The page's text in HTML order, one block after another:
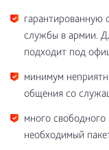
гарантированную
службы в армии.
подходит под
минимум
общения со
много
необходимый